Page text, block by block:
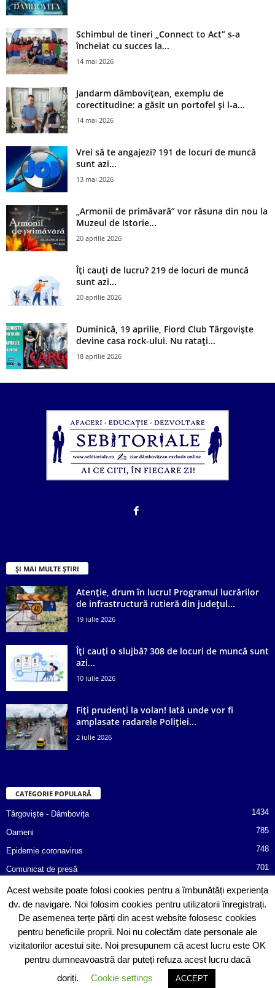
Schimbul de tineri „Connect to Act” s-a
încheiat cu succes la...
14 mai 2026
Jandarm dâmbovițean, exemplu de
corectitudine: a găsit un portofel și l‑a...
14 mai 2026
Vrei să te angajezi? 191 de locuri de muncă
sunt azi...
13 mai 2026
„Armonii de primăvară” vor răsuna din nou la
Muzeul de Istorie...
20 aprilie 2026
Îți cauți de lucru? 219 de locuri de muncă
sunt azi...
20 aprilie 2026
Duminică, 19 aprilie, Fiord Club Târgoviște
devine casa rock-ului. Nu ratați...
18 aprilie 2026
ȘI MAI MULTE ȘTIRI
Atenție, drum în lucru! Programul lucrărilor
de infrastructură rutieră din județul...
19 iulie 2026
Îți cauți o slujbă? 308 de locuri de muncă sunt
azi...
10 iulie 2026
Fiți prudenți la volan! Iată unde vor fi
amplasate radarele Poliției...
2 iulie 2026
CATEGORIE POPULARĂ
Târgoviște - Dâmbovița 1434
Oameni 785
Epidemie coronavirus 748
Comunicat de presă 701
Afaceri 487
Poliția informează! 366
Consiliul Județean Dâmbovița
© Copyright 2020 Sebitoriale.ro. All rights reserved. Powered by
Acest website poate folosi cookies pentru a îmbunătăți experiența
dv. de navigare. Noi folosim cookies pentru utilizatorii înregistrați.
De asemenea terțe părți din acest website folosesc cookies
pentru beneficiile proprii. Noi nu colectăm date personale ale
vizitatorilor acestui site. Noi presupunem că acest lucru este OK
pentru dumneavoastră dar puteți refuza acest lucru dacă
doriți.
Cookie settings ACCEPT